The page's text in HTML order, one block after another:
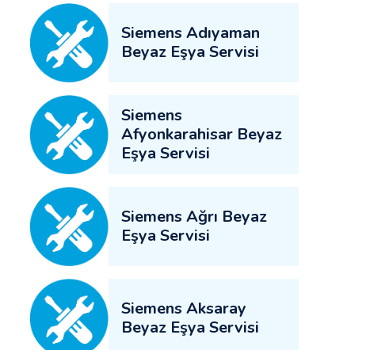
Siemens Adıyaman
Beyaz Eşya Servisi
Siemens
Afyonkarahisar Beyaz
Eşya Servisi
Siemens Ağrı Beyaz
Eşya Servisi
Siemens Aksaray
Beyaz Eşya Servisi